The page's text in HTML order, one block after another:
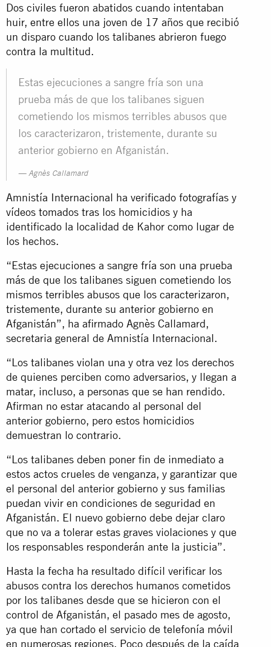
Dos civiles fueron abatidos cuando intentaban
huir, entre ellos una joven de 17 años que recibió
un disparo cuando los talibanes abrieron fuego
contra la multitud.
Estas ejecuciones a sangre fría son una
prueba más de que los talibanes siguen
cometiendo los mismos terribles abusos que
los caracterizaron, tristemente, durante su
anterior gobierno en Afganistán.
Agnès Callamard
Amnistía Internacional ha verificado fotografías y
vídeos tomados tras los homicidios y ha
identificado la localidad de Kahor como lugar de
los hechos.
“Estas ejecuciones a sangre fría son una prueba
más de que los talibanes siguen cometiendo los
mismos terribles abusos que los caracterizaron,
tristemente, durante su anterior gobierno en
Afganistán”, ha afirmado Agnès Callamard,
secretaria general de Amnistía Internacional.
“Los talibanes violan una y otra vez los derechos
de quienes perciben como adversarios, y llegan a
matar, incluso, a personas que se han rendido.
Afirman no estar atacando al personal del
anterior gobierno, pero estos homicidios
demuestran lo contrario.
“Los talibanes deben poner fin de inmediato a
estos actos crueles de venganza, y garantizar que
el personal del anterior gobierno y sus familias
puedan vivir en condiciones de seguridad en
Afganistán. El nuevo gobierno debe dejar claro
que no va a tolerar estas graves violaciones y que
los responsables responderán ante la justicia”.
Hasta la fecha ha resultado difícil verificar los
abusos contra los derechos humanos cometidos
por los talibanes desde que se hicieron con el
control de Afganistán, el pasado mes de agosto,
ya que han cortado el servicio de telefonía móvil
en numerosas regiones. Poco después de la caída